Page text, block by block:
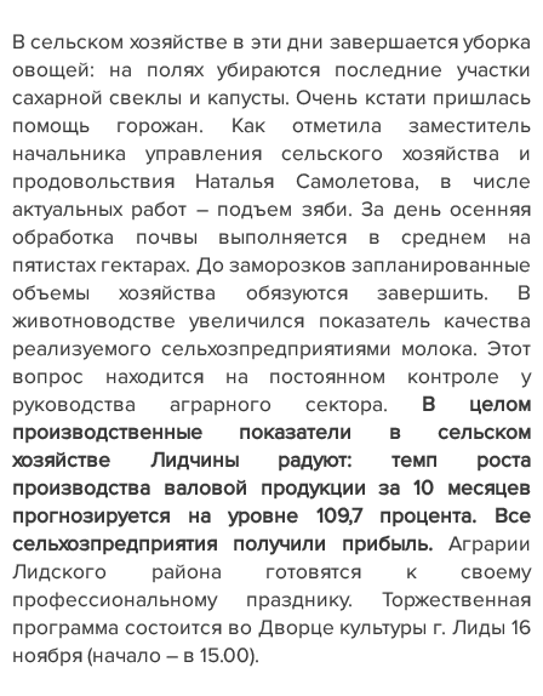
В сельском хозяйстве в эти дни завершается уборка
овощей: на полях убираются последние участки
сахарной свеклы и капусты. Очень кстати пришлась
помощь горожан. Как отметила заместитель
начальника управления сельского хозяйства и
продовольствия Наталья Самолетова, в числе
актуальных работ – подъем зяби. За день осенняя
обработка почвы выполняется в среднем на
пятистах гектарах. До заморозков запланированные
объемы хозяйства обязуются завершить. В
животноводстве увеличился показатель качества
реализуемого сельхозпредприятиями молока. Этот
вопрос находится на постоянном контроле у
руководства аграрного сектора. В целом
производственные показатели в сельском
хозяйстве Лидчины радуют: темп роста
производства валовой продукции за 10 месяцев
прогнозируется на уровне 109,7 процента. Все
сельхозпредприятия получили прибыль. Аграрии
Лидского района готовятся к своему
профессиональному празднику. Торжественная
программа состоится во Дворце культуры г. Лиды 16
ноября (начало – в 15.00).